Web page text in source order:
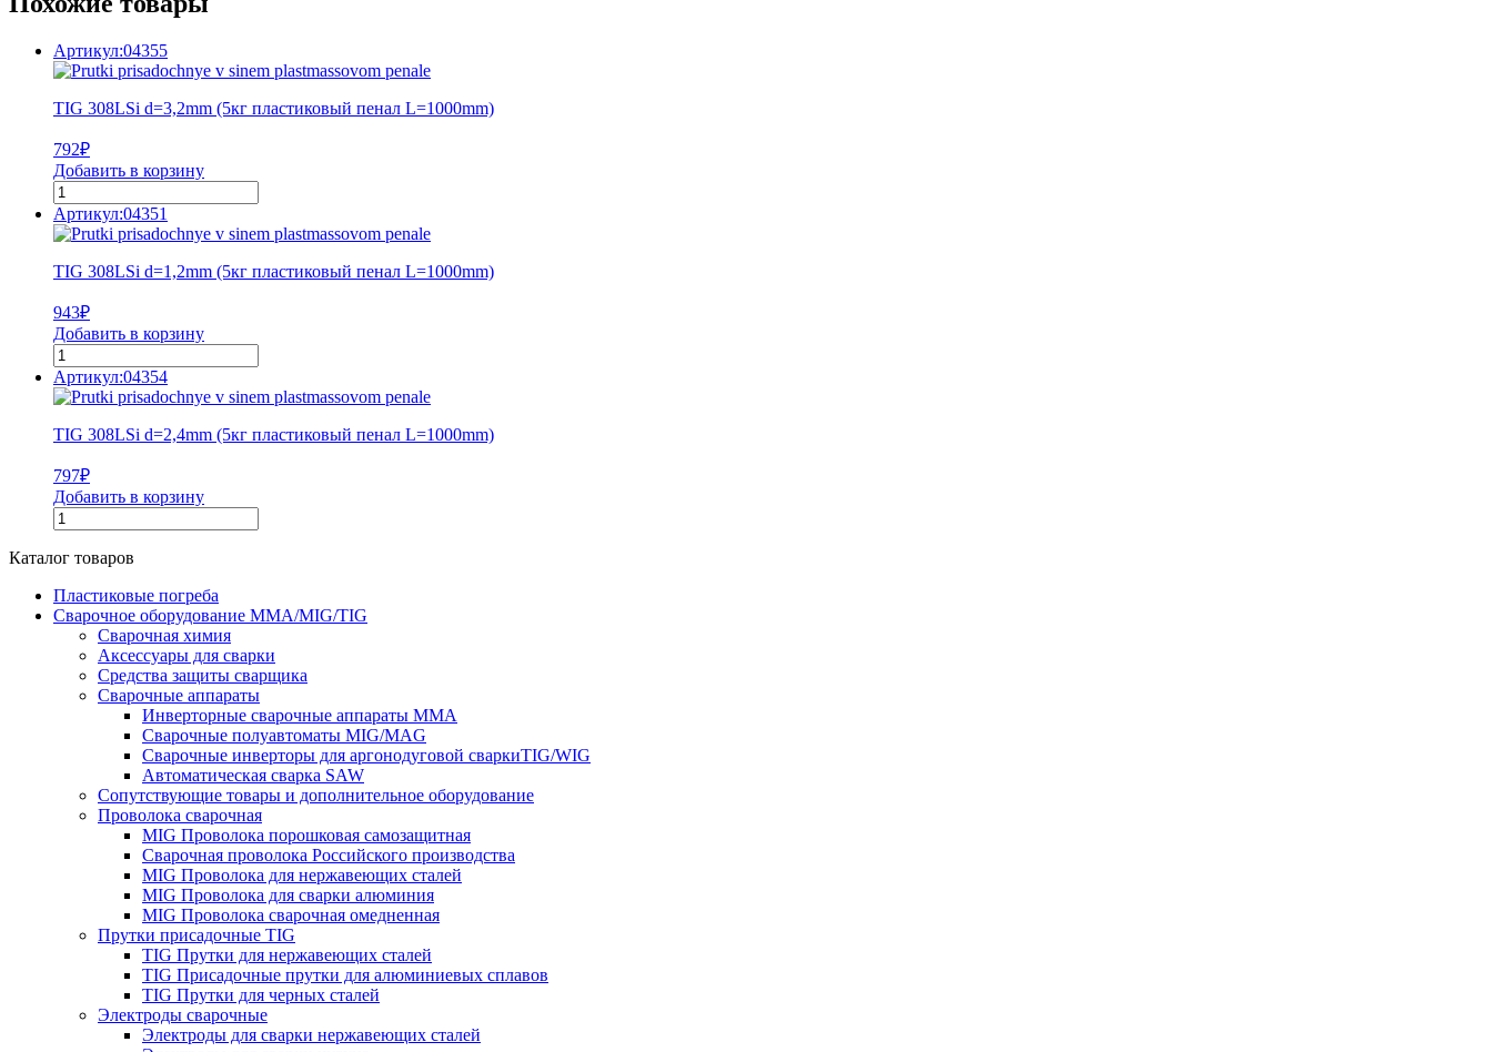
Артикул:04355
TIG 308LSi d=3,2mm (5кг пластиковый пенал L=1000mm)
792₽
Добавить в корзину
Артикул:04351
TIG 308LSi d=1,2mm (5кг пластиковый пенал L=1000mm)
943₽
Добавить в корзину
Артикул:04354
TIG 308LSi d=2,4mm (5кг пластиковый пенал L=1000mm)
797₽
Добавить в корзину
Каталог товаров
Пластиковые погреба
Сварочное оборудование MMA/MIG/TIG
Сварочная химия
Аксессуары для сварки
Средства защиты сварщика
Сварочные аппараты
Инверторные сварочные аппараты MMA
Сварочные полуавтоматы MIG/MAG
Сварочные инверторы для аргонодуговой сваркиTIG/WIG
Автоматическая сварка SAW
Сопутствующие товары и дополнительное оборудование
Проволока сварочная
MIG Проволока порошковая самозащитная
Сварочная проволока Российского производства
MIG Проволока для нержавеющих сталей
MIG Проволока для сварки алюминия
MIG Проволока сварочная омедненная
Прутки присадочные TIG
TIG Прутки для нержавеющих сталей
TIG Присадочные прутки для алюминиевых сплавов
TIG Прутки для черных сталей
Электроды сварочные
Электроды для сварки нержавеющих сталей